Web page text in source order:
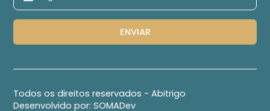
Todos os direitos reservados - Abitrigo
Desenvolvido por:SOMADev